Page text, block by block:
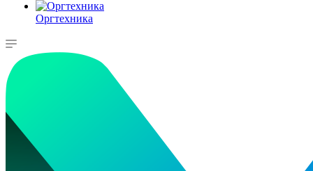
Оргтехника